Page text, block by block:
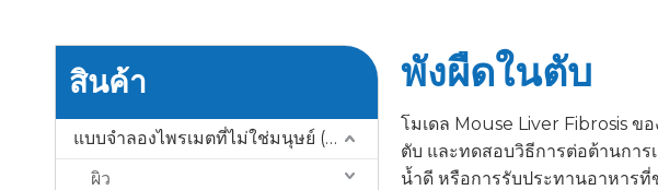
สินค้า
แบบจำลองไพรเมตที่ไม่ใช่มนุษย์ (NHP)
ผิว
พังผืดในตับ
โมเดล Mouse Liver Fibrosis ข
ตับ และทดสอบวิธีการต่อต้านการ
น้ำดี หรือการรับประทานอาหารที่